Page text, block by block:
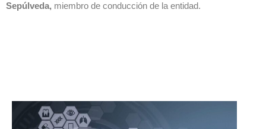
Sepúlveda, miembro de conducción de la entidad.